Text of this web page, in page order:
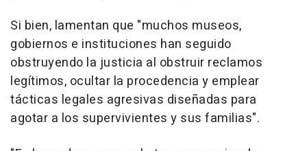
Si bien, lamentan que "muchos museos,
gobiernos e instituciones han seguido
obstruyendo la justicia al obstruir reclamos
legítimos, ocultar la procedencia y emplear
tácticas legales agresivas diseñadas para
agotar a los supervivientes y sus familias".